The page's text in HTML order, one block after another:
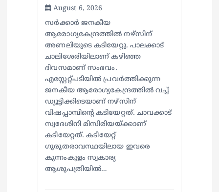
August 6, 2026
സര്‍ക്കാര്‍ ജനകീയ
ആരോഗ്യകേന്ദ്രത്തില്‍ നഴ്സിന്
അണലിയുടെ കടിയേറ്റു. പാലക്കാട്
ചാലിശേരിയിലാണ് കഴിഞ്ഞ
ദിവസമാണ് സംഭവം.
എസ്റ്റേറ്റ്പടിയില്‍ പ്രവര്‍ത്തിക്കുന്ന
ജനകീയ ആരോഗ്യകേന്ദ്രത്തില്‍ വച്ച്
ഡ്യൂട്ടിക്കിടെയാണ് നഴ്സിന്
വിഷപ്പാമ്പിന്റെ കടിയേറ്റത്. ചാവക്കാട്
സ്വദേശിനി മിസിരിയയ്ക്കാണ്
കടിയേറ്റത്. കടിയേറ്റ്
ഗുരുതരാവസ്ഥയിലായ ഇവരെ
കുന്നംകുളം സ്വകാര്യ
ആശുപത്രിയില്‍…